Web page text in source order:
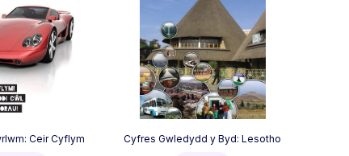
Ceir Cyflym Cyfres Gwledydd y Byd: Lesotho